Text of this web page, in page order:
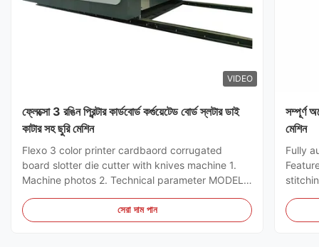
VIDEO
ফ্লেক্সো 3 রঙিন প্রিন্টার কার্ডবোর্ড কর্গুয়েটেড বোর্ড স্লটার ডাই
কাটার সহ ছুরি মেশিন
Flexo 3 color printer cardbaord corrugated
board slotter die cutter with knives machine 1.
Machine photos 2. Technical parameter MODEL
COLOR 4 COLOR MNACHINE SIZE WALL BOARD
TO WALL BOARD SIZE
সেরা দাম পান
সম্পূর্ণ
মেশিন
Fully
the
can